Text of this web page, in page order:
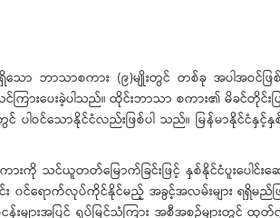
သော ဘာသာစကား (၉)မျိုးတွင် တစ်ခု အပါအဝင်
ြားပေးခဲ့ပါသည်။ ထိုင်းဘာသာ စကား၏ မိခင်တိုင်း
ပါဝင်သောနိုင်ငံလည်းဖြစ်ပါ သည်။ မြန်မာနိုင်ငံ
ကို သင်ယူတတ်မြောက်ခြင်းဖြင့် နှစ်နိုင်ငံပူးပေါင်း
း ၀င်ရောက်လုပ်ကိုင်နိုင်မည့် အခွင့်အလမ်းများ ရရှိမ
းများအပြင် ရုပ်မြင်သံကြား အစီအစဉ်များတွ